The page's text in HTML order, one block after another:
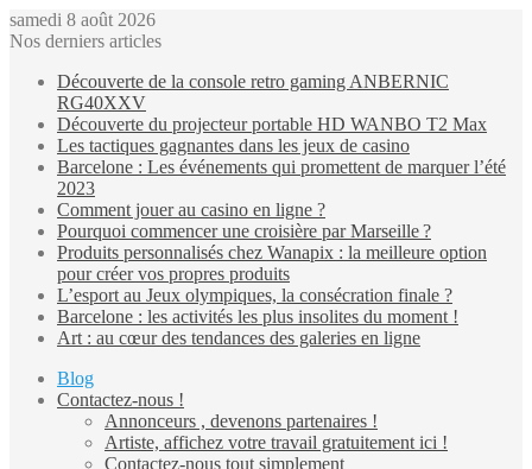
samedi 8 août 2026
Nos derniers articles
Découverte de la console retro gaming ANBERNIC
RG40XXV
Découverte du projecteur portable HD WANBO T2 Max
Les tactiques gagnantes dans les jeux de casino
Barcelone : Les événements qui promettent de marquer l’été
2023
Comment jouer au casino en ligne ?
Pourquoi commencer une croisière par Marseille ?
Produits personnalisés chez Wanapix : la meilleure option
pour créer vos propres produits
L’esport au Jeux olympiques, la consécration finale ?
Barcelone : les activités les plus insolites du moment !
Art : au cœur des tendances des galeries en ligne
Blog
Contactez-nous !
Annonceurs , devenons partenaires !
Artiste, affichez votre travail gratuitement ici !
Contactez-nous tout simplement